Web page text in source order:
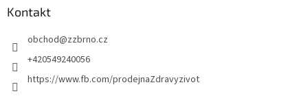
Kontakt
obchod@zzbrno.cz
+420549240056
https://www.fb.com/prodejnaZdravyzivot